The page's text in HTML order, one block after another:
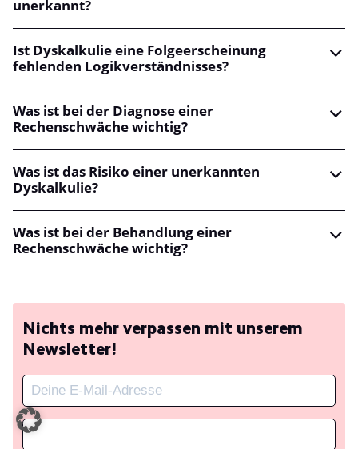
unerkannt?
Ist Dyskalkulie eine Folgeerscheinung
fehlenden Logikverständnisses?
Was ist bei der Diagnose einer
Rechenschwäche wichtig?
Was ist das Risiko einer unerkannten
Dyskalkulie?
Was ist bei der Behandlung einer
Rechenschwäche wichtig?
Nichts mehr verpassen mit unserem
Newsletter!